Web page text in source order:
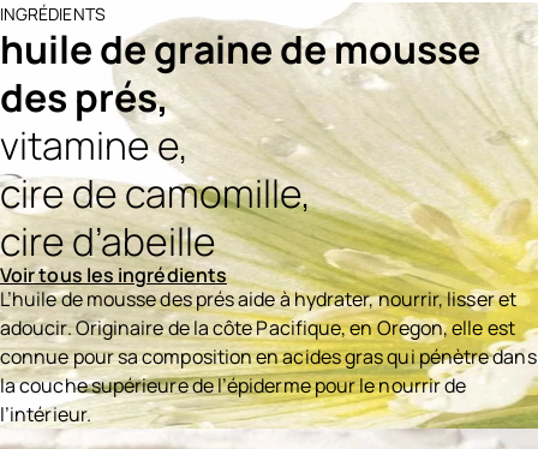
INGRÉDIENTS
huile de graine de mousse
des prés,
vitamine e,
cire de camomille,
cire d’abeille
Voir tous les ingrédients
L’huile de mousse des prés aide à hydrater, nourrir, lisser et
adoucir. Originaire de la côte Pacifique, en Oregon, elle est
connue pour sa composition en acides gras qui pénètre dans
la couche supérieure de l’épiderme pour le nourrir de
l’intérieur.
Ingredients menu title